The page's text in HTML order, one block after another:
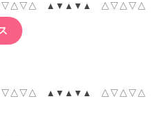
▲▼▲▼▲ △▽△▽△
▲▼▲▼▲ △▽△▽△